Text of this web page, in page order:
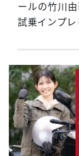
ールの竹川
試乗インプレ